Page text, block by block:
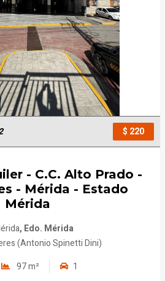
$ 220
- C.C. Alto Prado -
- Mérida - Estado
Mérida
, Edo. Mérida
(Antonio Spinetti Dini)
97 m² 1